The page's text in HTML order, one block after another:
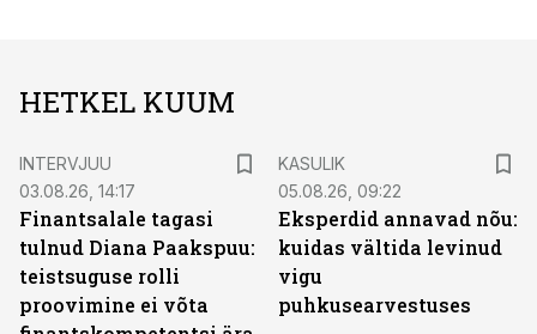
HETKEL KUUM
INTERVJUU
03.08.26, 14:17
Finantsalale tagasi
tulnud Diana Paakspuu:
teistsuguse rolli
proovimine ei võta
KASULIK
05.08.26, 09:22
Eksperdid annavad nõu:
kuidas vältida levinud
vigu
puhkusearvestuses